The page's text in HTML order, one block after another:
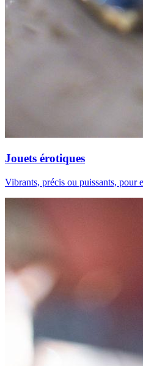
Jouets érotiques
Vibrants, précis ou puissants, pour